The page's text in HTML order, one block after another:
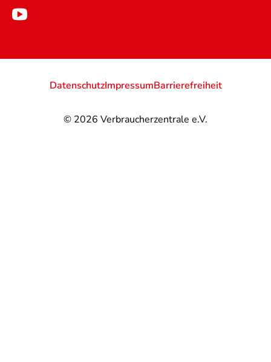
© 2026 Verbraucherzentrale e.V.
DatenschutzImpressumBarrierefreiheit